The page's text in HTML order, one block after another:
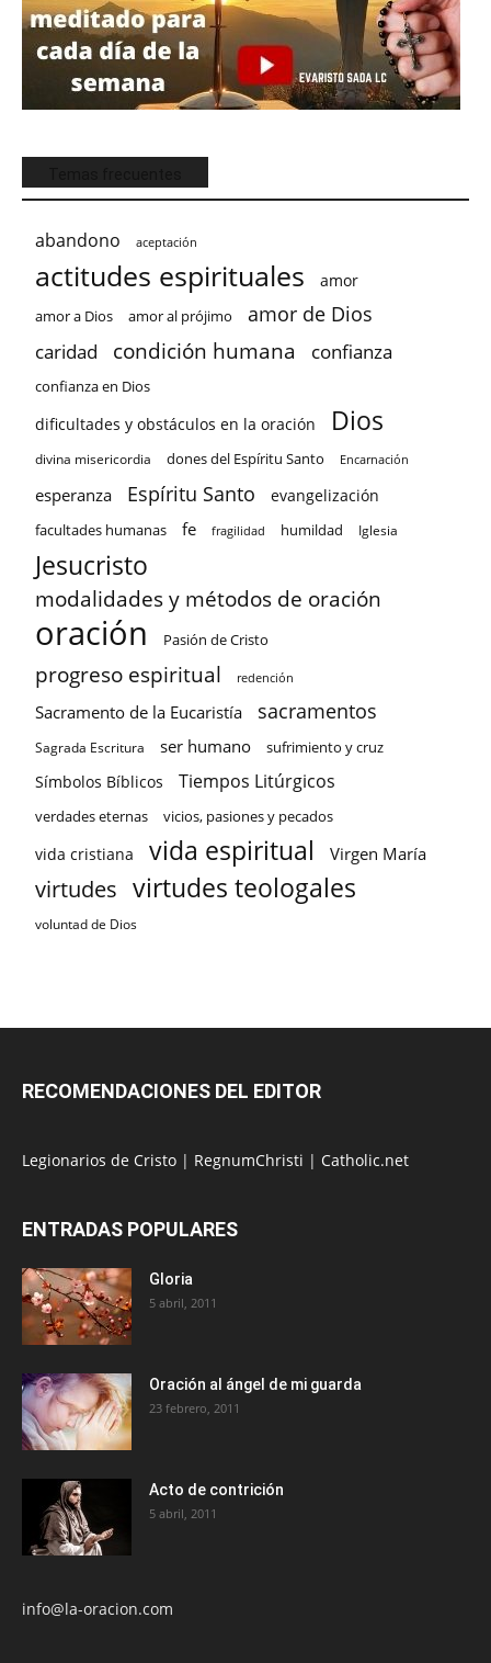
abandono aceptación
actitudes espirituales amor
amor a Dios amor al prójimo amor de Dios
caridad condición humana confianza
confianza en Dios
dificultades y obstáculos en la oración Dios
divina misericordia dones del Espíritu Santo Encarnación
esperanza Espíritu Santo evangelización
facultades humanas fe fragilidad humildad Iglesia
Jesucristo
modalidades y métodos de oración
oración Pasión de Cristo
progreso espiritual redención
Sacramento de la Eucaristía sacramentos
Sagrada Escritura ser humano sufrimiento y cruz
Símbolos Bíblicos Tiempos Litúrgicos
verdades eternas vicios, pasiones y pecados
vida cristiana vida espiritual Virgen María
virtudes virtudes teologales
voluntad de Dios
RECOMENDACIONES DEL EDITOR
Legionarios de Cristo | RegnumChristi | Catholic.net
ENTRADAS POPULARES
Gloria
5 abril, 2011
Oración al ángel de mi guarda
23 febrero, 2011
Acto de contrición
5 abril, 2011
info@la-oracion.com